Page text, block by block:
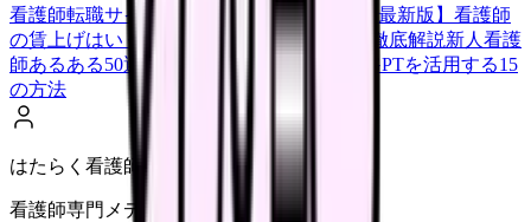
看護師転職サイトランキングTOP5【2026年最新版】 看護師
の賃上げはいくら？2026年度の最新情報を徹底解説新人看護
師あるある50選【共感必至】
看護師がChatGPTを活用する15
の方法
はたらく看護師さん編集部
看護師専門メディア